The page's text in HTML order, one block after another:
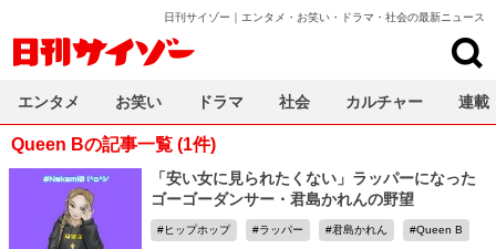
日刊サイゾー｜エンタメ・お笑い・ドラマ・社会の最新ニュース
Queen Bの記事一覧 (1件)
「安い女に見られたくない」ラッパーになった
ゴーゴーダンサー・君島かれんの野望
ヒップホップ ラッパー 君島かれん Queen B
エンタメ お笑い ドラマ 社会 カルチャー 連載